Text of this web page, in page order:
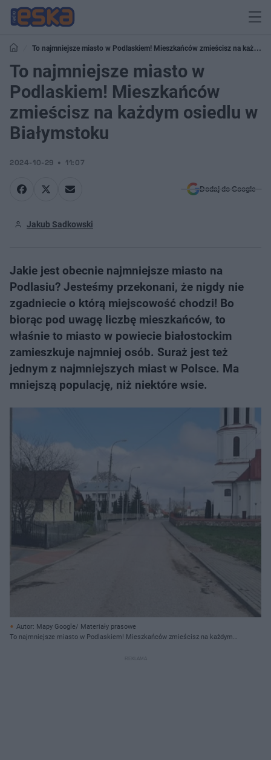
To najmniejsze miasto w Podlaskiem! Mieszkańców zmieścisz na każdym
osiedlu w Białymstoku
To najmniejsze miasto w
Podlaskiem! Mieszkańców
zmieścisz na każdym osiedlu w
Białymstoku
2024-10-29 11:07
Dodaj do Google
Jakub Sadkowski
Jakie jest obecnie najmniejsze miasto na
Podlasiu? Jesteśmy przekonani, że nigdy nie
zgadniecie o którą miejscowość chodzi! Bo
biorąc pod uwagę liczbę mieszkańców, to
właśnie to miasto w powiecie białostockim
zamieszkuje najmniej osób. Suraż jest też
jednym z najmniejszych miast w Polsce. Ma
mniejszą populację, niż niektóre wsie.
Autor: Mapy Google/ Materiały prasowe
To najmniejsze miasto w Podlaskiem! Mieszkańców zmieścisz na każdym